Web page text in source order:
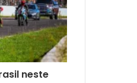
neste